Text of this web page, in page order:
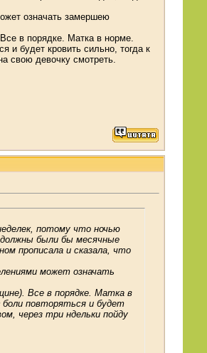
означать замершею
в порядке. Матка в норме.
и будет кровить сильно, тогда к
свою девочку смотреть.
потому что ночью
должны были бы месячные
прописала и сказала, что
может означать
Все в порядке. Матка в
боли повторяться и будет
через три ндельки пойду